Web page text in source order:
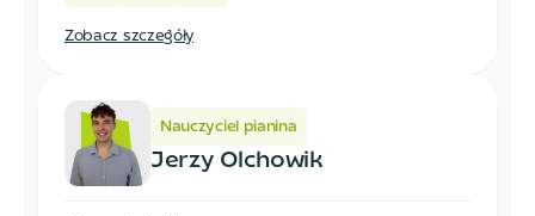
Zobacz szczegóły
Nauczyciel pianina
Jerzy Olchowik